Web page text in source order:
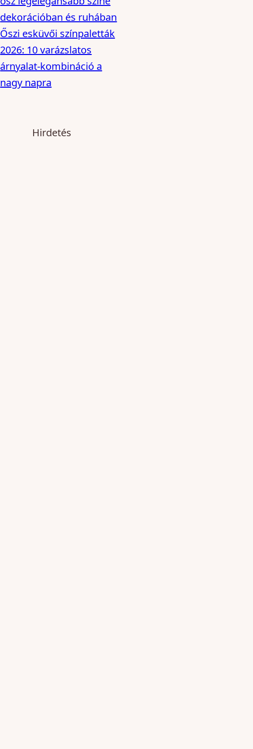
dekorációban és ruhában
Őszi esküvői színpaletták
2026: 10 varázslatos
árnyalat-kombináció a
nagy napra
Hirdetés